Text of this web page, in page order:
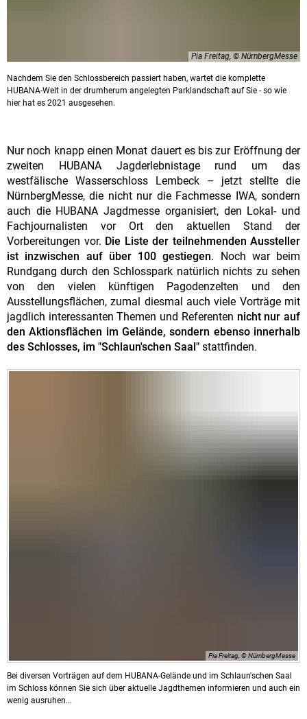
Pia Freitag, © NürnbergMesse
Nachdem Sie den Schlossbereich passiert haben, wartet die komplette
HUBANA-Welt in der drumherum angelegten Parklandschaft auf Sie - so wie
hier hat es 2021 ausgesehen.
Nur noch knapp einen Monat dauert es bis zur Eröffnung der
zweiten HUBANA Jagderlebnistage rund um das
westfälische Wasserschloss Lembeck – jetzt stellte die
NürnbergMesse, die nicht nur die Fachmesse IWA, sondern
auch die HUBANA Jagdmesse organisiert, den Lokal- und
Fachjournalisten vor Ort den aktuellen Stand der
Vorbereitungen vor. Die Liste der teilnehmenden Aussteller
ist inzwischen auf über 100 gestiegen. Noch war beim
Rundgang durch den Schlosspark natürlich nichts zu sehen
von den vielen künftigen Pagodenzelten und den
Ausstellungsflächen, zumal diesmal auch viele Vorträge mit
jagdlich interessanten Themen und Referenten nicht nur auf
den Aktionsflächen im Gelände, sondern ebenso innerhalb
des Schlosses, im "Schlaun'schen Saal" stattfinden.
Pia Freitag, © NürnbergMesse
Bei diversen Vorträgen auf dem HUBANA-Gelände und im Schlaun'schen Saal
im Schloss können Sie sich über aktuelle Jagdthemen informieren und auch ein
wenig ausruhen...